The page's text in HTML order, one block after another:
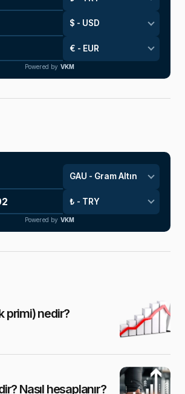
Powered by VKM
Powered by VKM
primi) nedir?
Nasıl hesaplanır?